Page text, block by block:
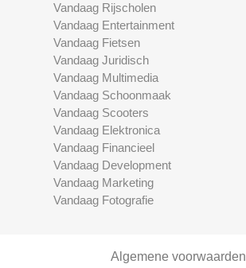
Vandaag Rijscholen
Vandaag Entertainment
Vandaag Fietsen
Vandaag Juridisch
Vandaag Multimedia
Vandaag Schoonmaak
Vandaag Scooters
Vandaag Elektronica
Vandaag Financieel
Vandaag Development
Vandaag Marketing
Vandaag Fotografie
Algemene voorwaarden